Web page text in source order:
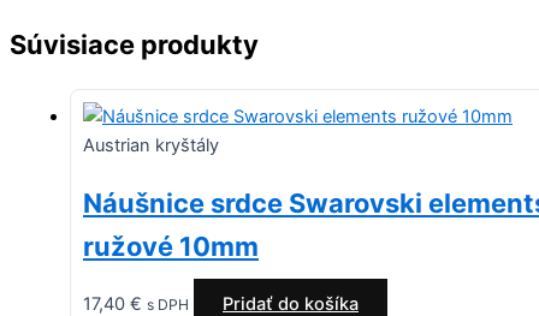
Súvisiace produkty
Austrian kryštály
Náušnice srdce Swarovski
ružové 10mm
17,40 € s DPH Pridať do košíka